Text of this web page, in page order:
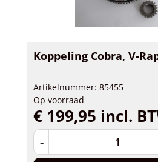
Koppeling Cobra, V-
Artikelnummer: 85455
Op voorraad
€ 199,95 incl.
-